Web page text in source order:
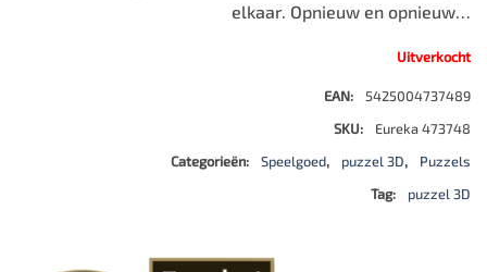
elkaar. Opnieuw en opnieuw…
Uitverkocht
EAN:
5425004737489
SKU:
Eureka 473748
Categorieën:
Speelgoed, puzzel 3D,
Puzzels
Tag:
puzzel 3D